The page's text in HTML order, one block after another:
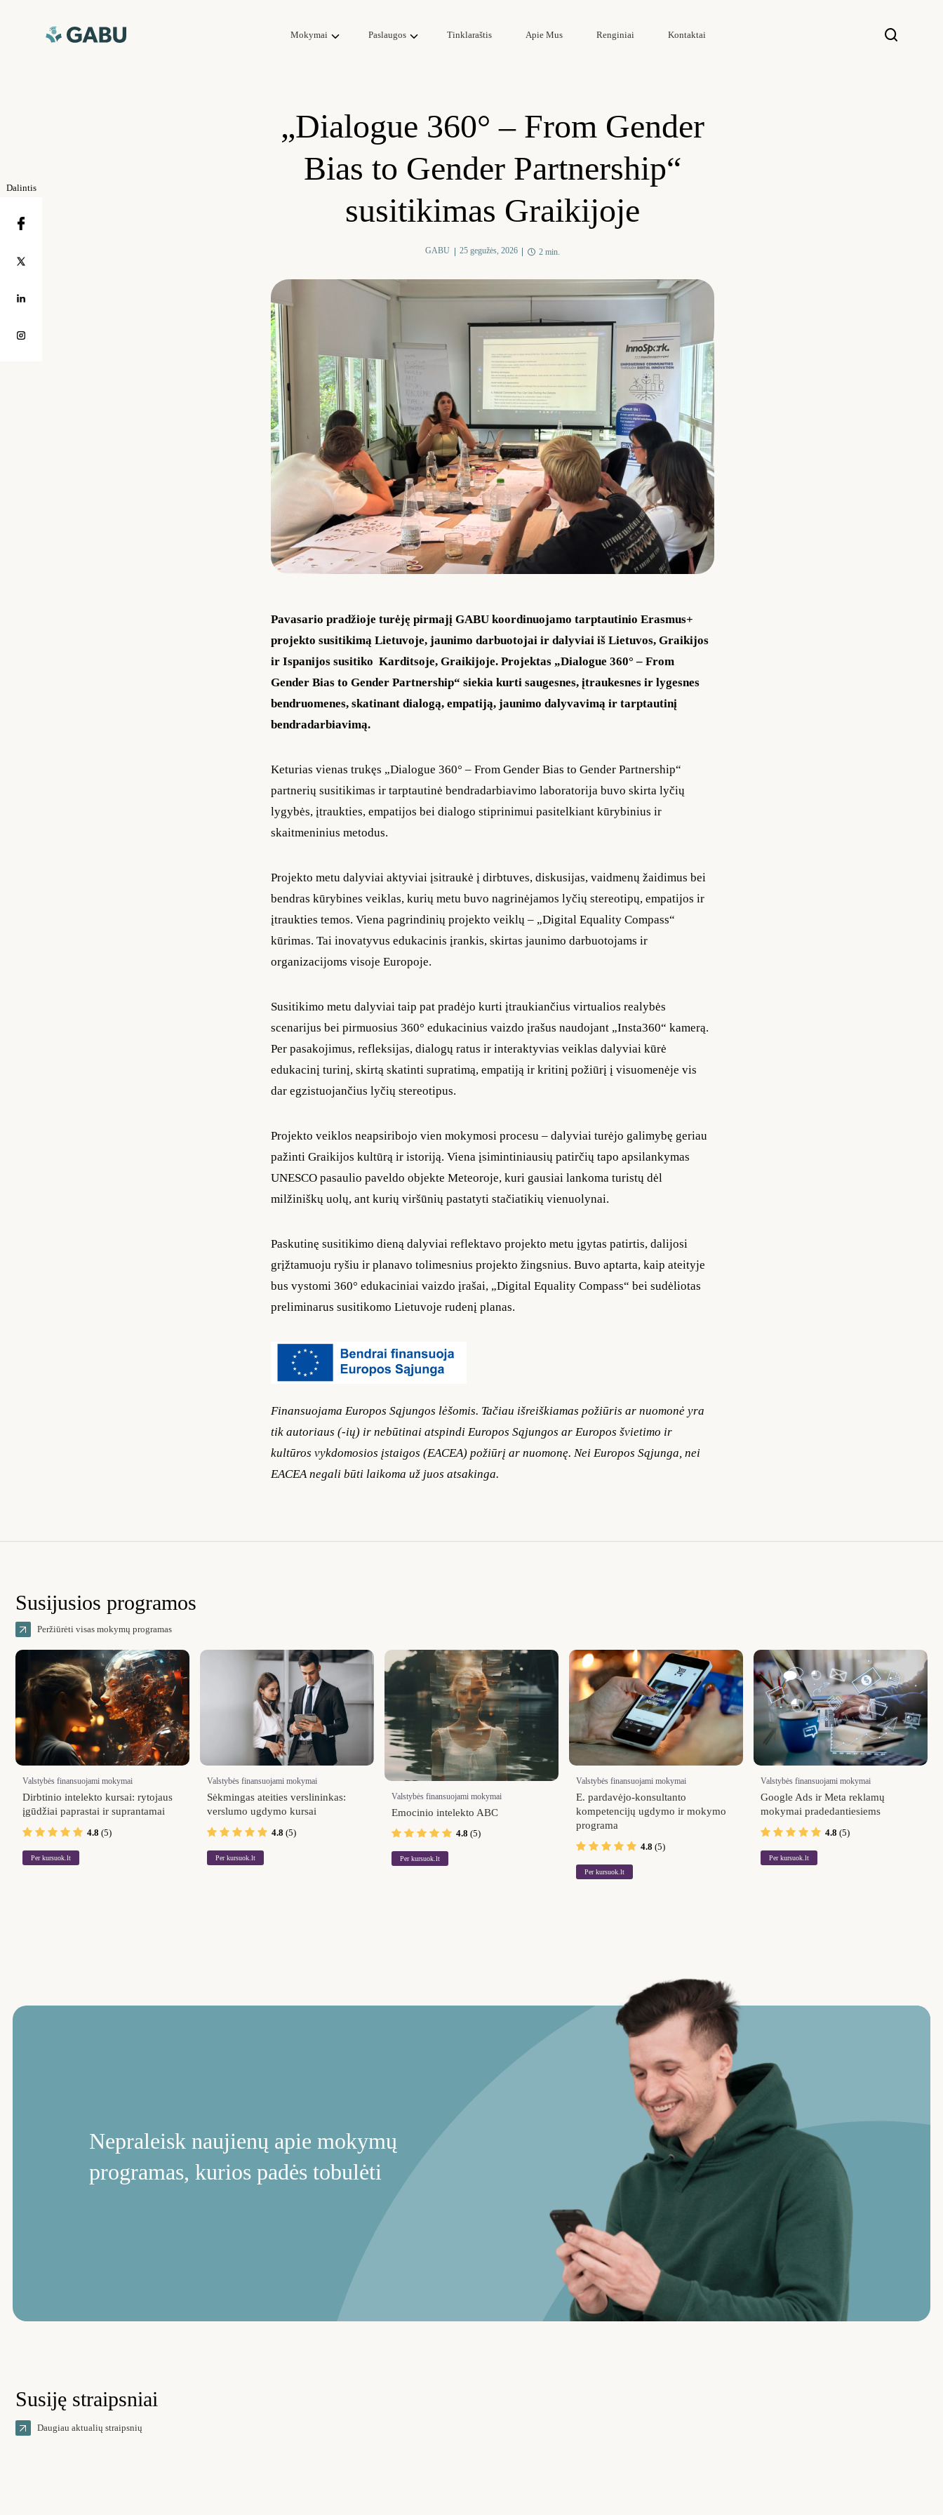
Mokymai Paslaugos Tinklaraštis Apie Mus Renginiai Kontaktai
Dalintis
„Dialogue 360° – From Gender
Bias to Gender Partnership“
susitikimas Graikijoje
GABU 25 gegužės, 2026 2 min.
Pavasario pradžioje turėję pirmajį GABU koordinuojamo tarptautinio Erasmus+
projekto susitikimą Lietuvoje, jaunimo darbuotojai ir dalyviai iš Lietuvos, Graikijos
ir Ispanijos susitiko Karditsoje, Graikijoje. Projektas „Dialogue 360° – From
Gender Bias to Gender Partnership“ siekia kurti saugesnes, įtraukesnes ir lygesnes
bendruomenes, skatinant dialogą, empatiją, jaunimo dalyvavimą ir tarptautinį
bendradarbiavimą.
Keturias vienas trukęs „Dialogue 360° – From Gender Bias to Gender Partnership“
partnerių susitikimas ir tarptautinė bendradarbiavimo laboratorija buvo skirta lyčių
lygybės, įtraukties, empatijos bei dialogo stiprinimui pasitelkiant kūrybinius ir
skaitmeninius metodus.
Projekto metu dalyviai aktyviai įsitraukė į dirbtuves, diskusijas, vaidmenų žaidimus bei
bendras kūrybines veiklas, kurių metu buvo nagrinėjamos lyčių stereotipų, empatijos ir
įtraukties temos. Viena pagrindinių projekto veiklų – „Digital Equality Compass“
kūrimas. Tai inovatyvus edukacinis įrankis, skirtas jaunimo darbuotojams ir
organizacijoms visoje Europoje.
Susitikimo metu dalyviai taip pat pradėjo kurti įtraukiančius virtualios realybės
scenarijus bei pirmuosius 360° edukacinius vaizdo įrašus naudojant „Insta360“ kamerą.
Per pasakojimus, refleksijas, dialogų ratus ir interaktyvias veiklas dalyviai kūrė
edukacinį turinį, skirtą skatinti supratimą, empatiją ir kritinį požiūrį į visuomenėje vis
dar egzistuojančius lyčių stereotipus.
Projekto veiklos neapsiribojo vien mokymosi procesu – dalyviai turėjo galimybę geriau
pažinti Graikijos kultūrą ir istoriją. Viena įsimintiniausių patirčių tapo apsilankymas
UNESCO pasaulio paveldo objekte Meteoroje, kuri gausiai lankoma turistų dėl
milžiniškų uolų, ant kurių viršūnių pastatyti stačiatikių vienuolynai.
Paskutinę susitikimo dieną dalyviai reflektavo projekto metu įgytas patirtis, dalijosi
grįžtamuoju ryšiu ir planavo tolimesnius projekto žingsnius. Buvo aptarta, kaip ateityje
bus vystomi 360° edukaciniai vaizdo įrašai, „Digital Equality Compass“ bei sudėliotas
preliminarus susitikomo Lietuvoje rudenį planas.
Finansuojama Europos Sąjungos lėšomis. Tačiau išreiškiamas požiūris ar nuomonė yra
tik autoriaus (-ių) ir nebūtinai atspindi Europos Sąjungos ar Europos švietimo ir
kultūros vykdomosios įstaigos (EACEA) požiūrį ar nuomonę. Nei Europos Sąjunga, nei
EACEA negali būti laikoma už juos atsakinga.
Susijusios programos
Peržiūrėti visas mokymų programas
Valstybės finansuojami mokymai
Dirbtinio intelekto kursai: rytojaus
įgūdžiai paprastai ir suprantamai
4.8 (5)
Per kursuok.lt
Valstybės finansuojami mokymai
Sėkmingas ateities verslininkas:
verslumo ugdymo kursai
4.8 (5)
Per kursuok.lt
Valstybės finansuojami mokymai
Emocinio intelekto ABC
4.8 (5)
Per kursuok.lt
Valstybės finansuojami mokymai
E. pardavėjo-konsultanto
kompetencijų ugdymo ir mokymo
programa
4.8 (5)
Per kursuok.lt
Valstybės finansuojami mokymai
Google Ads ir Meta reklamų
mokymai pradedantiesiems
4.8 (5)
Per kursuok.lt
Nepraleisk naujienų apie mokymų
programas, kurios padės tobulėti
Susiję straipsniai
Daugiau aktualių straipsnių